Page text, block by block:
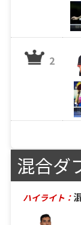
2
混合ダ
ハイライト：